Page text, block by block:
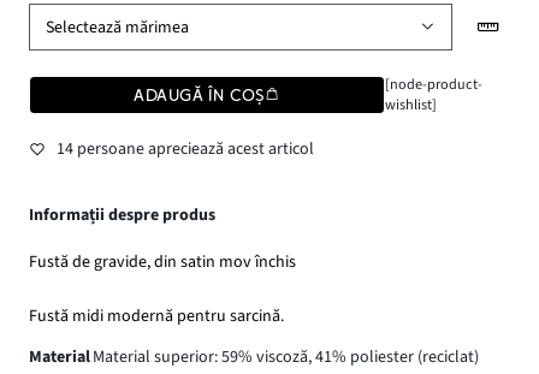
Selectează mărimea
ADAUGĂ ÎN COȘ
[node-product-
wishlist]
14 persoane apreciează acest articol
Informații despre produs
Fustă de gravide, din satin mov închis
Fustă midi modernă pentru sarcină.
MaterialMaterial superior: 59% viscoză, 41% poliester (reciclat)